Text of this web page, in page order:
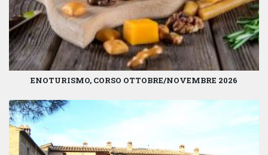
ENOTURISMO, CORSO OTTOBRE/NOVEMBRE 2026